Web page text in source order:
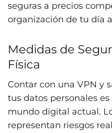
seguras a precios
organización de tu día
Medidas de
Física
Contar con una VPN y
tus datos personales
mundo digital actual.
representan riesgos